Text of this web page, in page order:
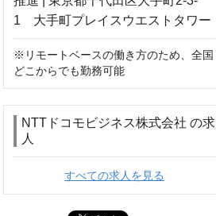
※リモートベースの働き方のため、全国
どこからでも勤務可能
NTTドコモビジネス株式会社 の求
人
すべての求人を見る